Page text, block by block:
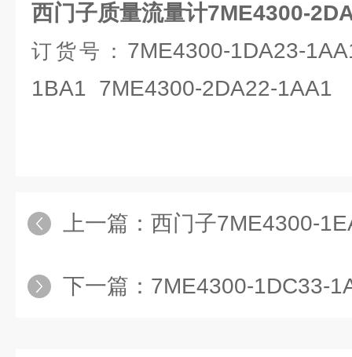
西门子质量流量计7ME4300-
订货号： 7ME4300-1DA23-
1BA1 7ME4300-2DA22-1AA1
上一篇： 西门子7ME4300-
下一篇： 7ME4300-1DC33-